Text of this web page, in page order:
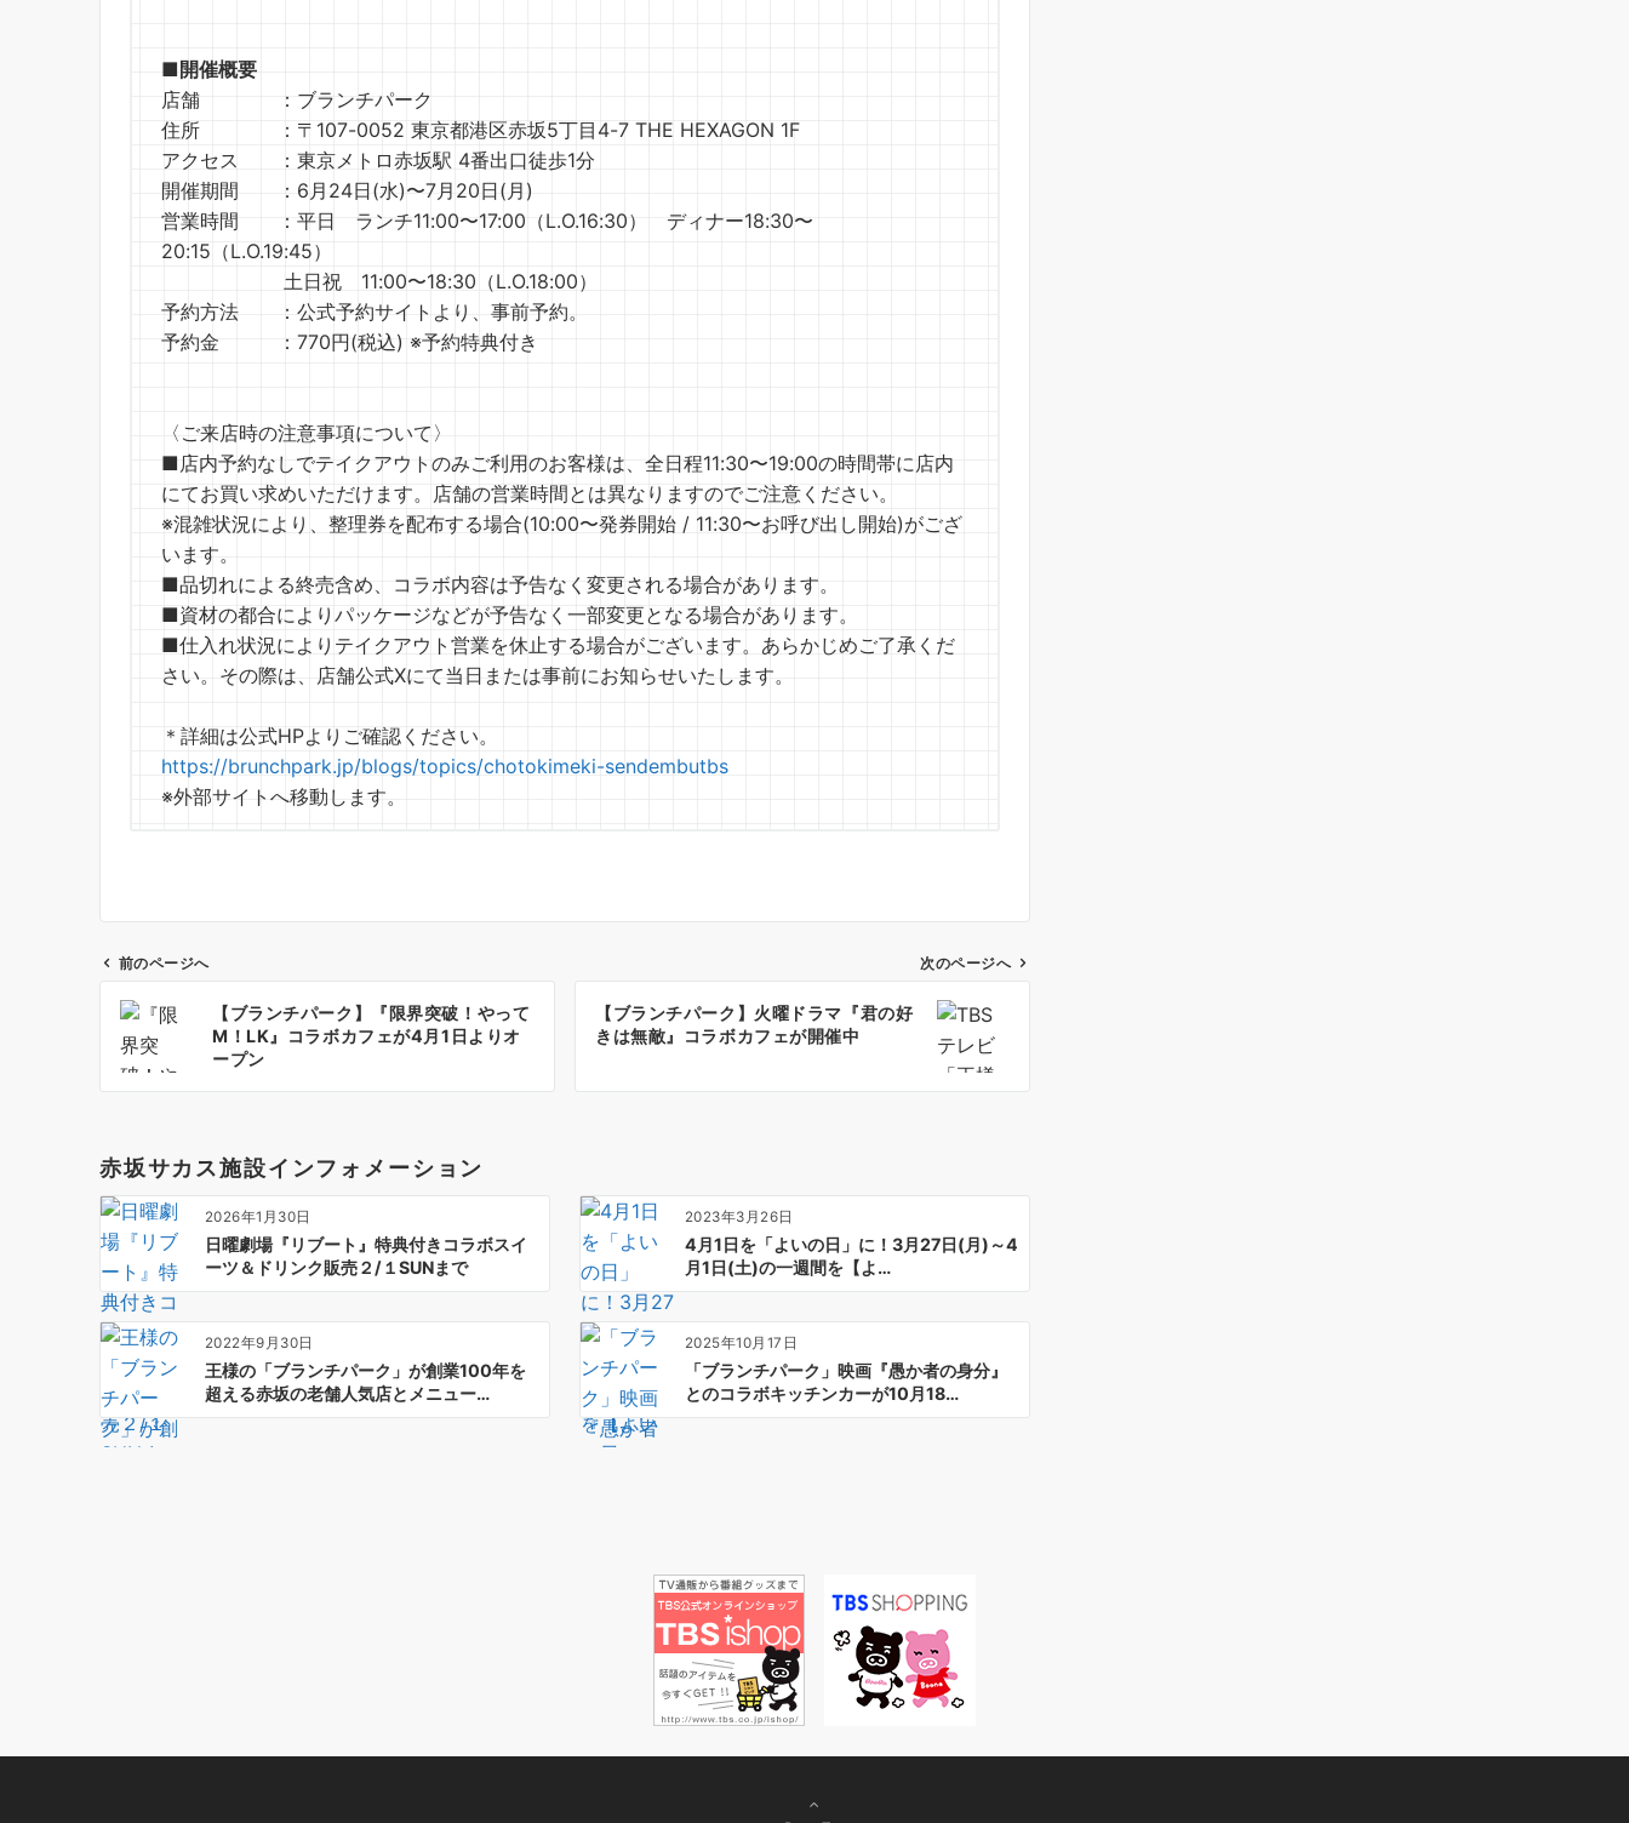
■開催概要
店舗 ：ブランチパーク
住所 ：〒107-0052 東京都港区赤坂5丁目4-7 THE HEXAGON 1F
アクセス ：東京メトロ赤坂駅 4番出口徒歩1分
開催期間 ：6月24日(水)〜7月20日(月)
営業時間 ：平日 ランチ11:00〜17:00（L.O.16:30） ディナー18:30〜
20:15（L.O.19:45）
土日祝 11:00〜18:30（L.O.18:00）
予約方法 ：公式予約サイトより、事前予約。
予約金 ：770円(税込) ※予約特典付き
〈ご来店時の注意事項について〉
■店内予約なしでテイクアウトのみご利用のお客様は、全日程11:30〜19:00の時間帯に店内
にてお買い求めいただけます。店舗の営業時間とは異なりますのでご注意ください。
※混雑状況により、整理券を配布する場合(10:00〜発券開始 / 11:30〜お呼び出し開始)がござ
います。
■品切れによる終売含め、コラボ内容は予告なく変更される場合があります。
■資材の都合によりパッケージなどが予告なく一部変更となる場合があります。
■仕入れ状況によりテイクアウト営業を休止する場合がございます。あらかじめご了承くだ
さい。その際は、店舗公式Xにて当日または事前にお知らせいたします。
＊詳細は公式HPよりご確認ください。
https://brunchpark.jp/blogs/topics/chotokimeki-sendembutbs
※外部サイトへ移動します。
シ
ョ
ン
前のページへ
【ブランチパーク】『限界突破！やって
M！LK』コラボカフェが4月1日よりオ
ープン
次のページへ
【ブランチパーク】火曜ドラマ『君の好
きは無敵』コラボカフェが開催中
赤坂サカス施設インフォメーション
2026年1月30日
日曜劇場『リブート』特典付きコラボスイ
ーツ＆ドリンク販売２/１SUNまで
2023年3月26日
4月1日を「よいの日」に！3月27日(月)～4
月1日(土)の一週間を【よ…
2022年9月30日
王様の「ブランチパーク」が創業100年を
超える赤坂の老舗人気店とメニュー…
2025年10月17日
「ブランチパーク」映画『愚か者の身分』
とのコラボキッチンカーが10月18…